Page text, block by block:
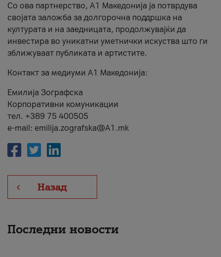
Со ова партнерство, A1 Македонија ја потврдува
својата заложба за долгорочна поддршка на
културата и на заедницата, продолжувајќи да
инвестира во уникатни уметнички искуства што ги
зближуваат публиката и артистите.
Контакт за медиуми А1 Македонија:
Емилија Зографска
Корпоративни комуникации
тел. +389 75 400505
e-mail: emilija.zografska@A1.mk
Назад
Последни новости